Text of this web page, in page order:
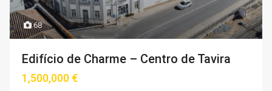
68
Edifício de Charme – Centro de Tavira
1,500,000 €